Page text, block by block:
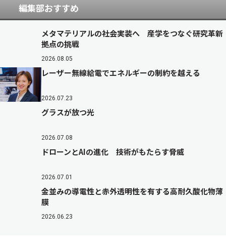
編集部おすすめ
メタマテリアルの社会実装へ 産学をつなぐ研究革新
拠点の挑戦
2026.08.05
レーザー無線給電でエネルギーの制約を越える
2026.07.23
グラスが放つ光
2026.07.08
ドローンとAIの進化 技術がもたらす脅威
2026.07.01
金並みの導電性と赤外透明性を有する高耐久酸化物薄
膜
2026.06.23